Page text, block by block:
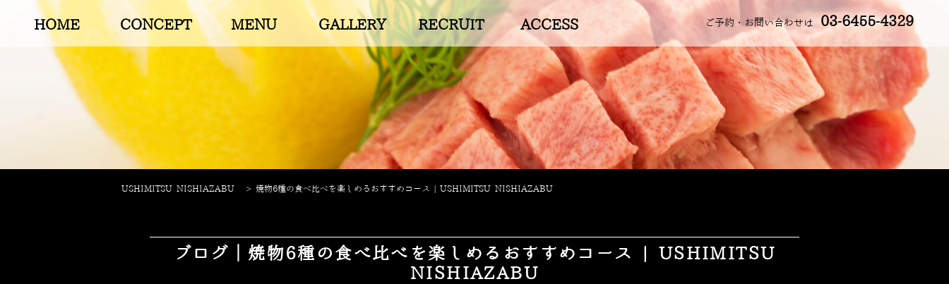
HOME CONCEPT MENU GALLERY RECRUIT ACCESS ご予約・お問い合わせは 03-6455-4329
USHIMITSU NISHIAZABU > 焼物6種の食べ比べを楽しめるおすすめコース | USHIMITSU NISHIAZABU
ブログ｜焼物6種の食べ比べを楽しめるおすすめコース | USHIMITSU
NISHIAZABU